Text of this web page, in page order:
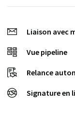
Liaison avec
Vue pipeline
Relance
Signature en